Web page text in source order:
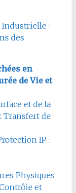
Industrielle :
des
en
de Vie et
et de la
Transfert de
IP :
Physiques
et